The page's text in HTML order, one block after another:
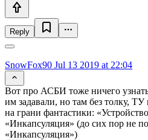
Reply
SnowFox90 Jul 13 2019 at 22:04
Вот про АСБИ тоже ничего
им задавали, но там без толку,
на грани фантастики:
«Инкапсуляция» (до сих пор не
«Инкапсуляция»)